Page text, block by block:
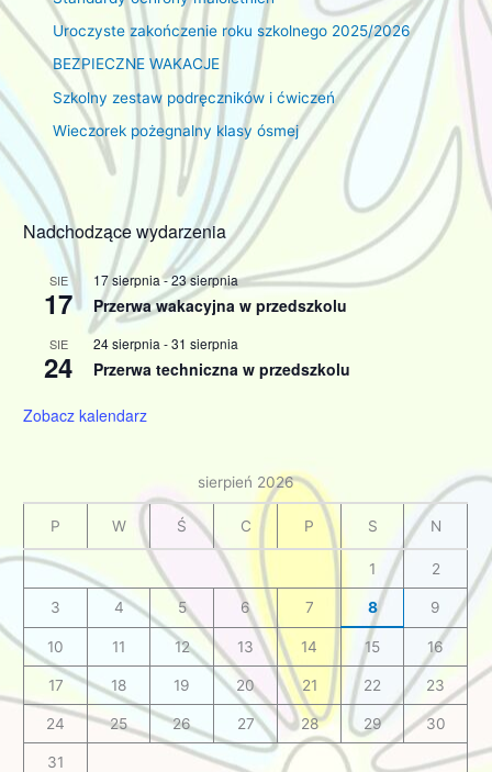
Uroczyste zakończenie roku szkolnego 2025/2026
BEZPIECZNE WAKACJE
Szkolny zestaw podręczników i ćwiczeń
Wieczorek pożegnalny klasy ósmej
Nadchodzące wydarzenia
SIE
17
17 sierpnia-23 sierpnia
Przerwa wakacyjna w przedszkolu
SIE
24
24 sierpnia -31 sierpnia
Przerwa techniczna w przedszkolu
Zobacz kalendarz
sierpień 2026
P W Ś C P S N
1 2
3 4 5 6 7 8 9
10 11 12 13 14 15 16
17 18 19 20 21 22 23
24 25 26 27 28 29 30
31